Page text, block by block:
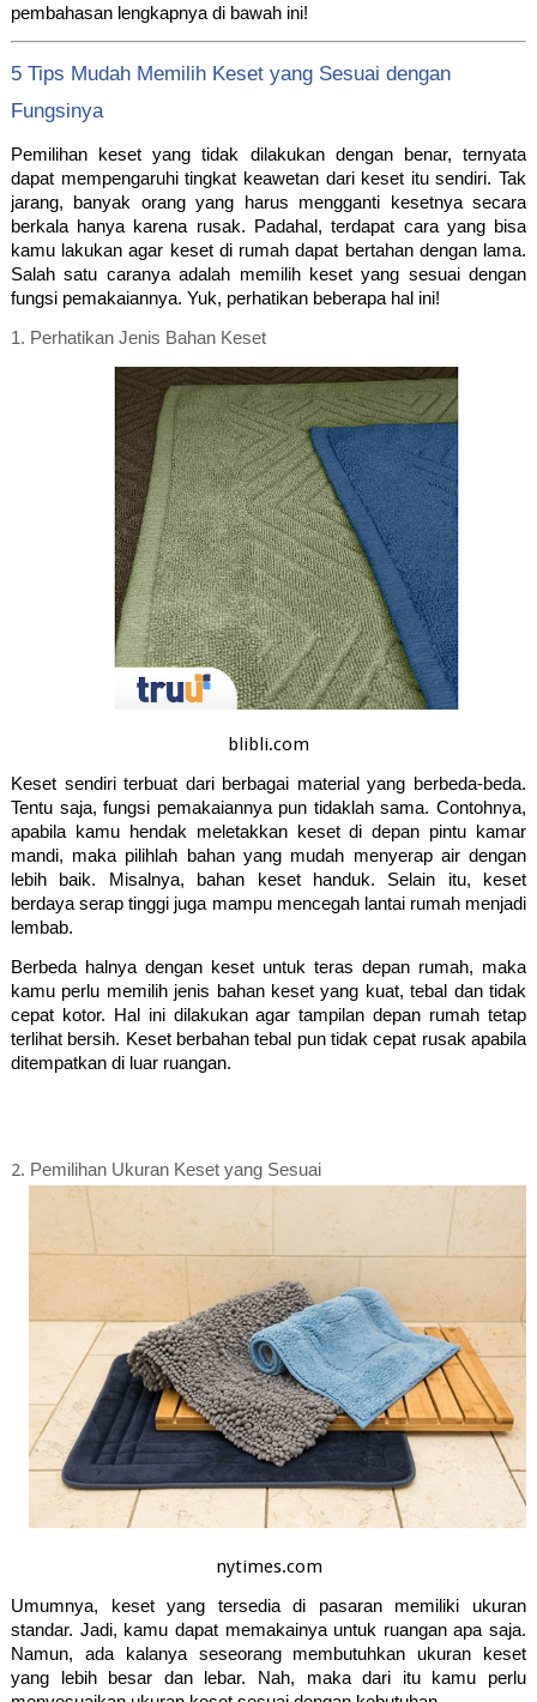
pembahasan lengkapnya di bawah ini!
5 Tips Mudah Memilih Keset yang Sesuai dengan
Fungsinya
Pemilihan keset yang tidak dilakukan dengan benar, ternyata
dapat mempengaruhi tingkat keawetan dari keset itu sendiri. Tak
jarang, banyak orang yang harus mengganti kesetnya secara
berkala hanya karena rusak. Padahal, terdapat cara yang bisa
kamu lakukan agar keset di rumah dapat bertahan dengan lama.
Salah satu caranya adalah memilih keset yang sesuai dengan
fungsi pemakaiannya. Yuk, perhatikan beberapa hal ini!
1. Perhatikan Jenis Bahan Keset
blibli.com
Keset sendiri terbuat dari berbagai material yang berbeda-beda.
Tentu saja, fungsi pemakaiannya pun tidaklah sama. Contohnya,
apabila kamu hendak meletakkan keset di depan pintu kamar
mandi, maka pilihlah bahan yang mudah menyerap air dengan
lebih baik. Misalnya, bahan keset handuk. Selain itu, keset
berdaya serap tinggi juga mampu mencegah lantai rumah menjadi
lembab.
Berbeda halnya dengan keset untuk teras depan rumah, maka
kamu perlu memilih jenis bahan keset yang kuat, tebal dan tidak
cepat kotor. Hal ini dilakukan agar tampilan depan rumah tetap
terlihat bersih. Keset berbahan tebal pun tidak cepat rusak apabila
ditempatkan di luar ruangan.
2. Pemilihan Ukuran Keset yang Sesuai
nytimes.com
Umumnya, keset yang tersedia di pasaran memiliki ukuran
standar. Jadi, kamu dapat memakainya untuk ruangan apa saja.
Namun, ada kalanya seseorang membutuhkan ukuran keset
yang lebih besar dan lebar. Nah, maka dari itu kamu perlu